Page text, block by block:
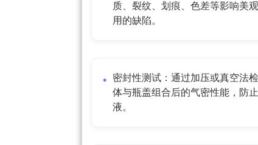
质、裂纹、划痕、色差等影响美
用的缺陷。
密封性测试：通过加压或真空法
体与瓶盖组合后的气密性能，防
液。